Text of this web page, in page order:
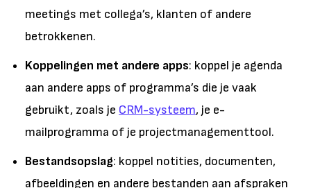
meetings met collega’s, klanten of andere
betrokkenen.
Koppelingen met andere apps: koppel je agenda
aan andere apps of programma’s die je vaak
gebruikt, zoals je CRM-systeem, je e-
mailprogramma of je projectmanagementtool.
Bestandsopslag: koppel notities, documenten,
afbeeldingen en andere bestanden aan afspraken